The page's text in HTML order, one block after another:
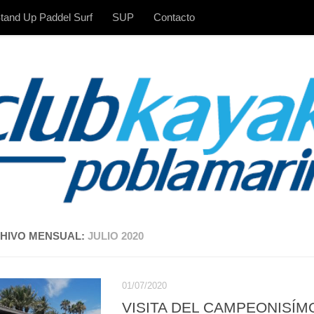
Up Paddel Surf SUP Contacto
MENSUAL:JULIO 2020
01/07/2020
VISITA DEL